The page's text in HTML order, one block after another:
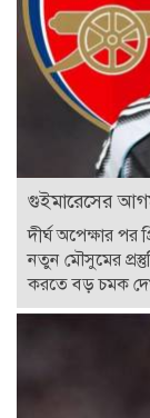
গুইমারেসের
দীর্ঘ অপেক্ষার পর
নতুন মৌসুমের
করতে বড় চমক